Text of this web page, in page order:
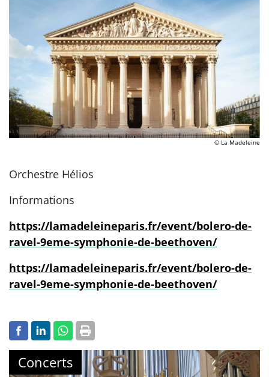
© La Madeleine
Orchestre Hélios
Informations
https://lamadeleineparis.fr/event/bolero-de-
ravel-9eme-symphonie-de-beethoven/
https://lamadeleineparis.fr/event/bolero-de-
ravel-9eme-symphonie-de-beethoven/
Concerts